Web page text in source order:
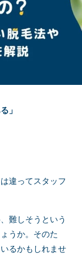
」
違ってスタッフ
難しそうという
うか。そのた
るかもしれませ